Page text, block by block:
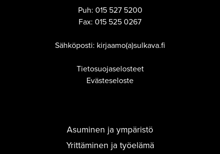
Puh: 015 527 5200
Fax: 015 525 0267
Sähköposti: kirjaamo(a)sulkava.fi
Tietosuojaselosteet
Evästeseloste
Asuminen ja ympäristö
Yrittäminen ja työelämä